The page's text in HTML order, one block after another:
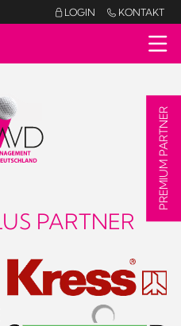
LOGIN  KONTAKT
PARTNER
PREMIUM PARTNER